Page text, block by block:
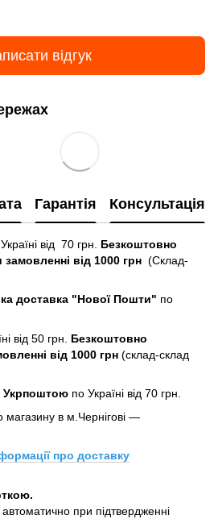
відгук
Гарантія Консультація
від 70 грн. Безкоштовно
від 1000 грн (Склад-
доставка "Нової Пошти" по
від 50 грн. Безкоштовно
від 1000 грн (склад-склад
Укрпоштою по Україні від 70 грн.
магазину в м.Чернігові —
про доставку
.
при підтвердженні